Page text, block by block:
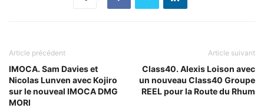
Article précédent
IMOCA. Sam Davies et
Nicolas Lunven avec Kojiro
sur le nouveal IMOCA DMG
MORI
Article suivant
Class40. Alexis Loison avec
un nouveau Class40 Groupe
REEL pour la Route du Rhum